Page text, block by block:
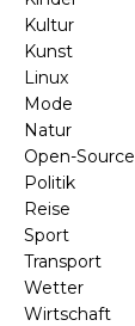
Kultur
Kunst
Linux
Mode
Natur
Open-Source
Politik
Reise
Sport
Transport
Wetter
Wirtschaft